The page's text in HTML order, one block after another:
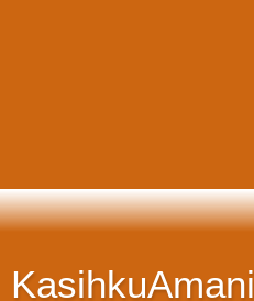
KasihkuAmani